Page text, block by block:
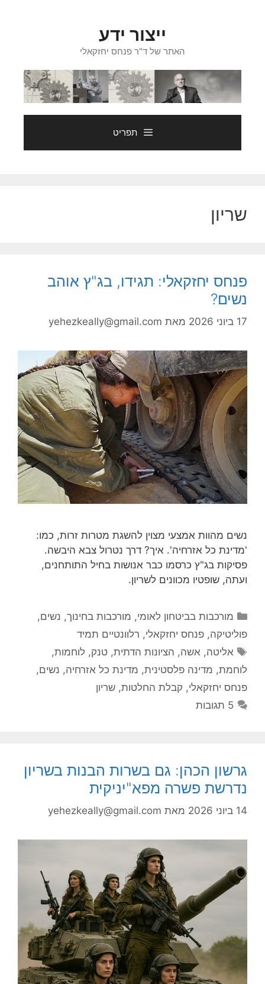
ייצור ידע
האתר של ד"ר פנחס יחזקאלי
תפריט
שריון
פנחס יחזקאלי: תגידו, בג"ץ אוהב
נשים?
17 ביוני 2026 מאת yehezkeally@gmail.com
נשים מהוות אמצעי מצוין להשגת מטרות זרות, כמו:
'מדינת כל אזרחיה'. איך? דרך נטרול צבא היבשה.
פסיקות בג"ץ כרסמו כבר אנושות בחיל התותחנים,
ועתה, שופטיו מכוונים לשריון.
קטגוריות
מורכבות בביטחון לאומי, מורכבות בחינוך, נשים,
פוליטיקה, פנחס יחזקאלי, רלוונטיים תמיד
תגיות
אליטה, אשה, הציונות הדתית,טנק, לוחמות,
לוחמת, מדינה פלסטינית, מדינת כל אזרחיה, נשים,
פנחס יחזקאלי, קבלת החלטות, שריון
5 תגובות
גרשון הכהן: גם בשרות הבנות בשריון
נדרשת פשרה מפא"יניקית
14 ביוני 2026 מאת yehezkeally@gmail.com